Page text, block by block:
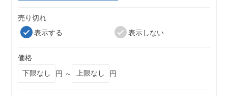
売り切れ
表示する
表示しない
価格
円 ～
円